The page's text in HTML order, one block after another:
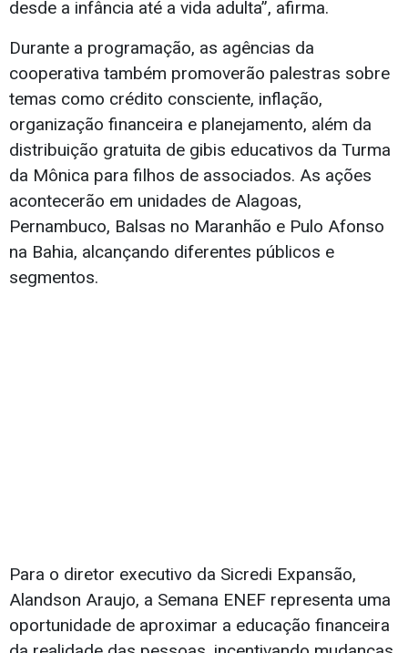
desde a infância até a vida adulta”, afirma.
Durante a programação, as agências da
cooperativa também promoverão palestras sobre
temas como crédito consciente, inflação,
organização financeira e planejamento, além da
distribuição gratuita de gibis educativos da Turma
da Mônica para filhos de associados. As ações
acontecerão em unidades de Alagoas,
Pernambuco, Balsas no Maranhão e Pulo Afonso
na Bahia, alcançando diferentes públicos e
segmentos.
Para o diretor executivo da Sicredi Expansão,
Alandson Araujo, a Semana ENEF representa uma
oportunidade de aproximar a educação financeira